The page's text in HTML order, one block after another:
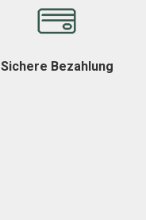
Sichere Bezahlung